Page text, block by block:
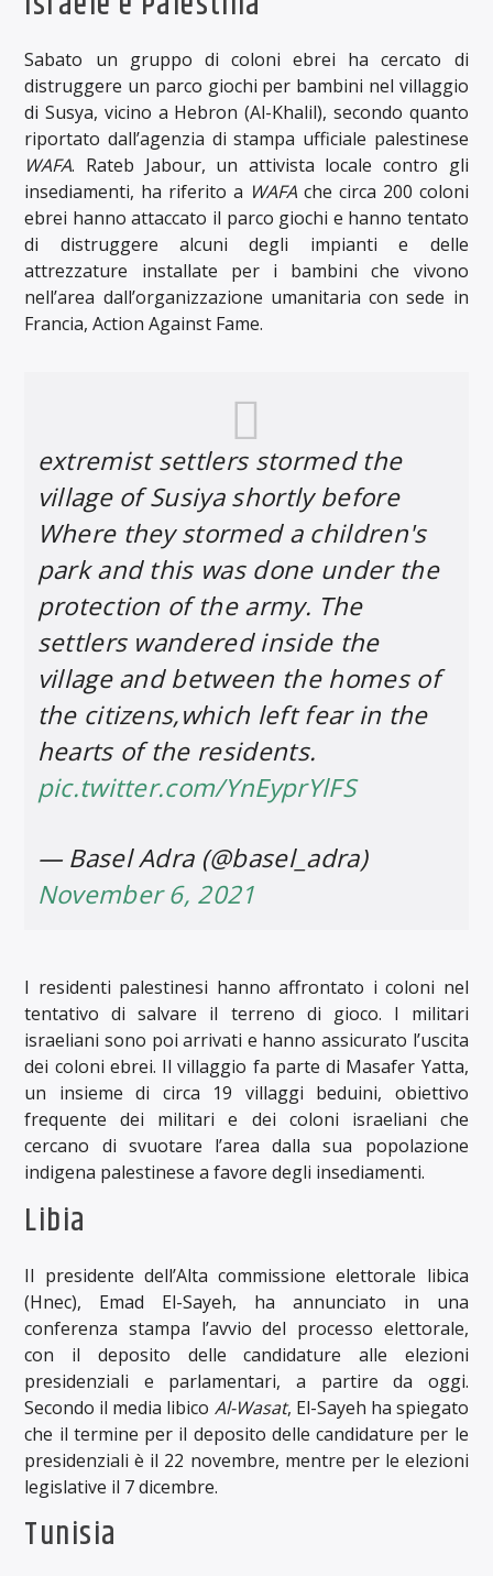
Sabato un gruppo di coloni ebrei ha cercato di
distruggere un parco giochi per bambini nel villaggio
di Susya, vicino a Hebron (Al-Khalil), secondo quanto
riportato dall’agenzia di stampa ufficiale palestinese
WAFA. Rateb Jabour, un attivista locale contro gli
insediamenti, ha riferito a WAFA che circa 200 coloni
ebrei hanno attaccato il parco giochi e hanno tentato
di distruggere alcuni degli impianti e delle
attrezzature installate per i bambini che vivono
nell’area dall’organizzazione umanitaria con sede in
Francia, Action Against Fame.
extremist settlers stormed the
village of Susiya shortly before
Where they stormed a children's
park and this was done under the
protection of the army. The
settlers wandered inside the
village and between the homes of
the citizens,which left fear in the
hearts of the residents.
pic.twitter.com/YnEyprYlFS
— Basel Adra (@basel_adra)
November 6, 2021
I residenti palestinesi hanno affrontato i coloni nel
tentativo di salvare il terreno di gioco. I militari
israeliani sono poi arrivati e hanno assicurato l’uscita
dei coloni ebrei. Il villaggio fa parte di Masafer Yatta,
un insieme di circa 19 villaggi beduini, obiettivo
frequente dei militari e dei coloni israeliani che
cercano di svuotare l’area dalla sua popolazione
indigena palestinese a favore degli insediamenti.
Libia
Il presidente dell’Alta commissione elettorale libica
(Hnec), Emad El-Sayeh, ha annunciato in una
conferenza stampa l’avvio del processo elettorale,
con il deposito delle candidature alle elezioni
presidenziali e parlamentari, a partire da oggi.
Secondo il media libico Al-Wasat, El-Sayeh ha spiegato
che il termine per il deposito delle candidature per le
presidenziali è il 22 novembre, mentre per le elezioni
legislative il 7 dicembre.
Tunisia